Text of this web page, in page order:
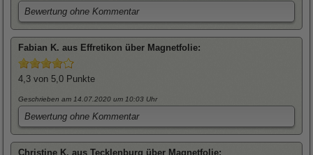
Bewertung ohne Kommentar
Fabian K. aus Effretikon über Magnetfolie:
4,3 von 5,0 Punkte
Geschrieben am 14.07.2020 um 10:03 Uhr
Bewertung ohne Kommentar
Christine K. aus Tecklenburg über Magnetfolie: